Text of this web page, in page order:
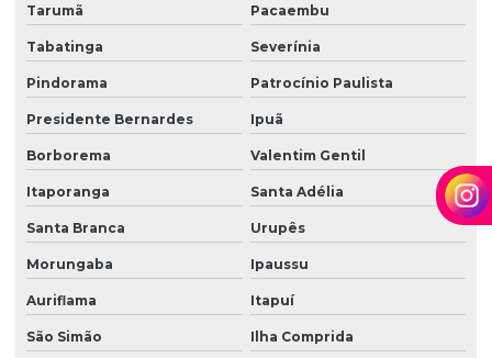
Tarumã Pacaembu
Tabatinga Severínia
Pindorama Patrocínio Paulista
Presidente Bernardes Ipuã
Borborema Valentim Gentil
Itaporanga Santa Adélia
Santa Branca Urupês
Morungaba Ipaussu
Auriflama Itapuí
São Simão Ilha Comprida